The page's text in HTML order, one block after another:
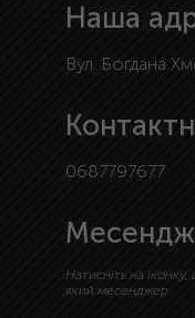
Наша
Вул. Богдана
0687797677
Натисніть на
який месенджер